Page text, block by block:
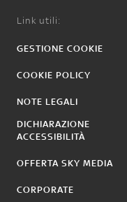
Link utili:
GESTIONE COOKIE
COOKIE POLICY
NOTE LEGALI
DICHIARAZIONE
ACCESSIBILITÀ
OFFERTA SKY MEDIA
CORPORATE